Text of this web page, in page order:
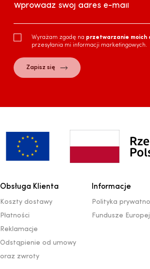
Wprowadź swój adres e-mail
Wyrażam zgodę na przetwarzanie moich
przesyłania mi informacji marketingowych.
Obsługa Klienta
Koszty dostawy
Płatności
Reklamacje
Odstąpienie od umowy
oraz zwroty
Informacje
Polityka
Fundusze